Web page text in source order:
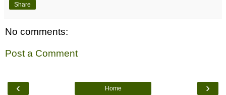
Share
No comments:
Post a Comment
‹ ›
Home